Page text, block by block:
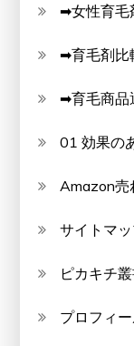
➡女性育毛
➡育毛剤比
➡育毛商品
01 効果の
Amazon売
サイトマ
ピカキチ
プロフィ